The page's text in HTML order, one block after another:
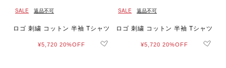
SALE 返品不可
ロゴ 刺繍 コットン 半袖 Tシャツ
¥5,720 20%OFF
SALE 返品不可
ロゴ 刺繍 コットン 半袖 Tシャツ
¥5,720 20%OFF